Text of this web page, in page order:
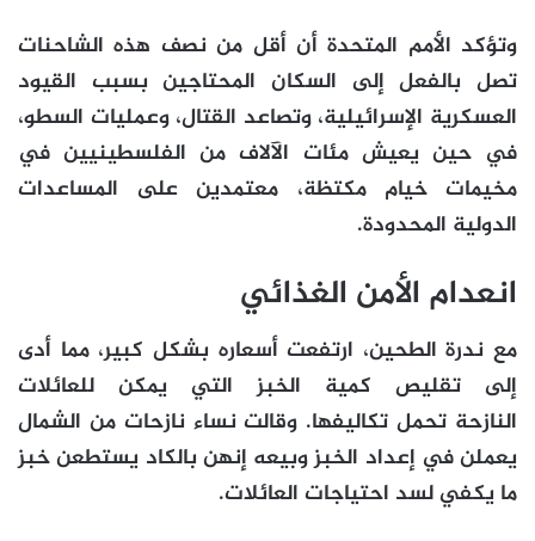
وتؤكد الأمم المتحدة أن أقل من نصف هذه الشاحنات
تصل بالفعل إلى السكان المحتاجين بسبب القيود
العسكرية الإسرائيلية، وتصاعد القتال، وعمليات السطو،
في حين يعيش مئات الآلاف من الفلسطينيين في
مخيمات خيام مكتظة، معتمدين على المساعدات
الدولية المحدودة.
انعدام الأمن الغذائي
مع ندرة الطحين، ارتفعت أسعاره بشكل كبير، مما أدى
إلى تقليص كمية الخبز التي يمكن للعائلات
النازحة تحمل تكاليفها. وقالت نساء نازحات من الشمال
يعملن في إعداد الخبز وبيعه إنهن بالكاد يستطعن خبز
ما يكفي لسد احتياجات العائلات.